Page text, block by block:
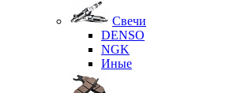
Свечи
DENSO
NGK
Иные